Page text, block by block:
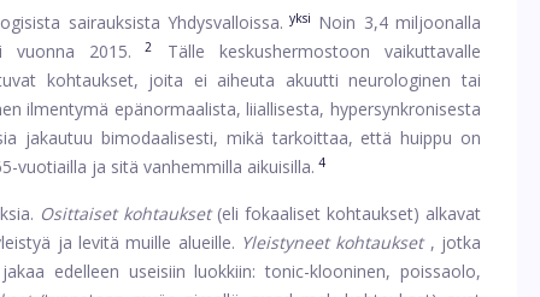
sairauksista Yhdysvalloissa. yksi Noin 3,4 miljoonalla
vuonna 2015. 2
Tälle keskushermostoon vaikuttavalle
kohtaukset, joita ei aiheuta akuutti neurologinen tai
ilmentymä epänormaalista, liiallisesta, hypersynkronisesta
jakautuu bimodaalisesti, mikä tarkoittaa, että huippu on
vuotiailla ja sitä vanhemmilla aikuisilla. 4
Osittaiset kohtaukset(eli fokaaliset kohtaukset) alkavat
ja levitä muille alueille. Yleistyneet kohtaukset, jotka
edelleen useisiin luokkiin: tonic-klooninen, poissaolo,